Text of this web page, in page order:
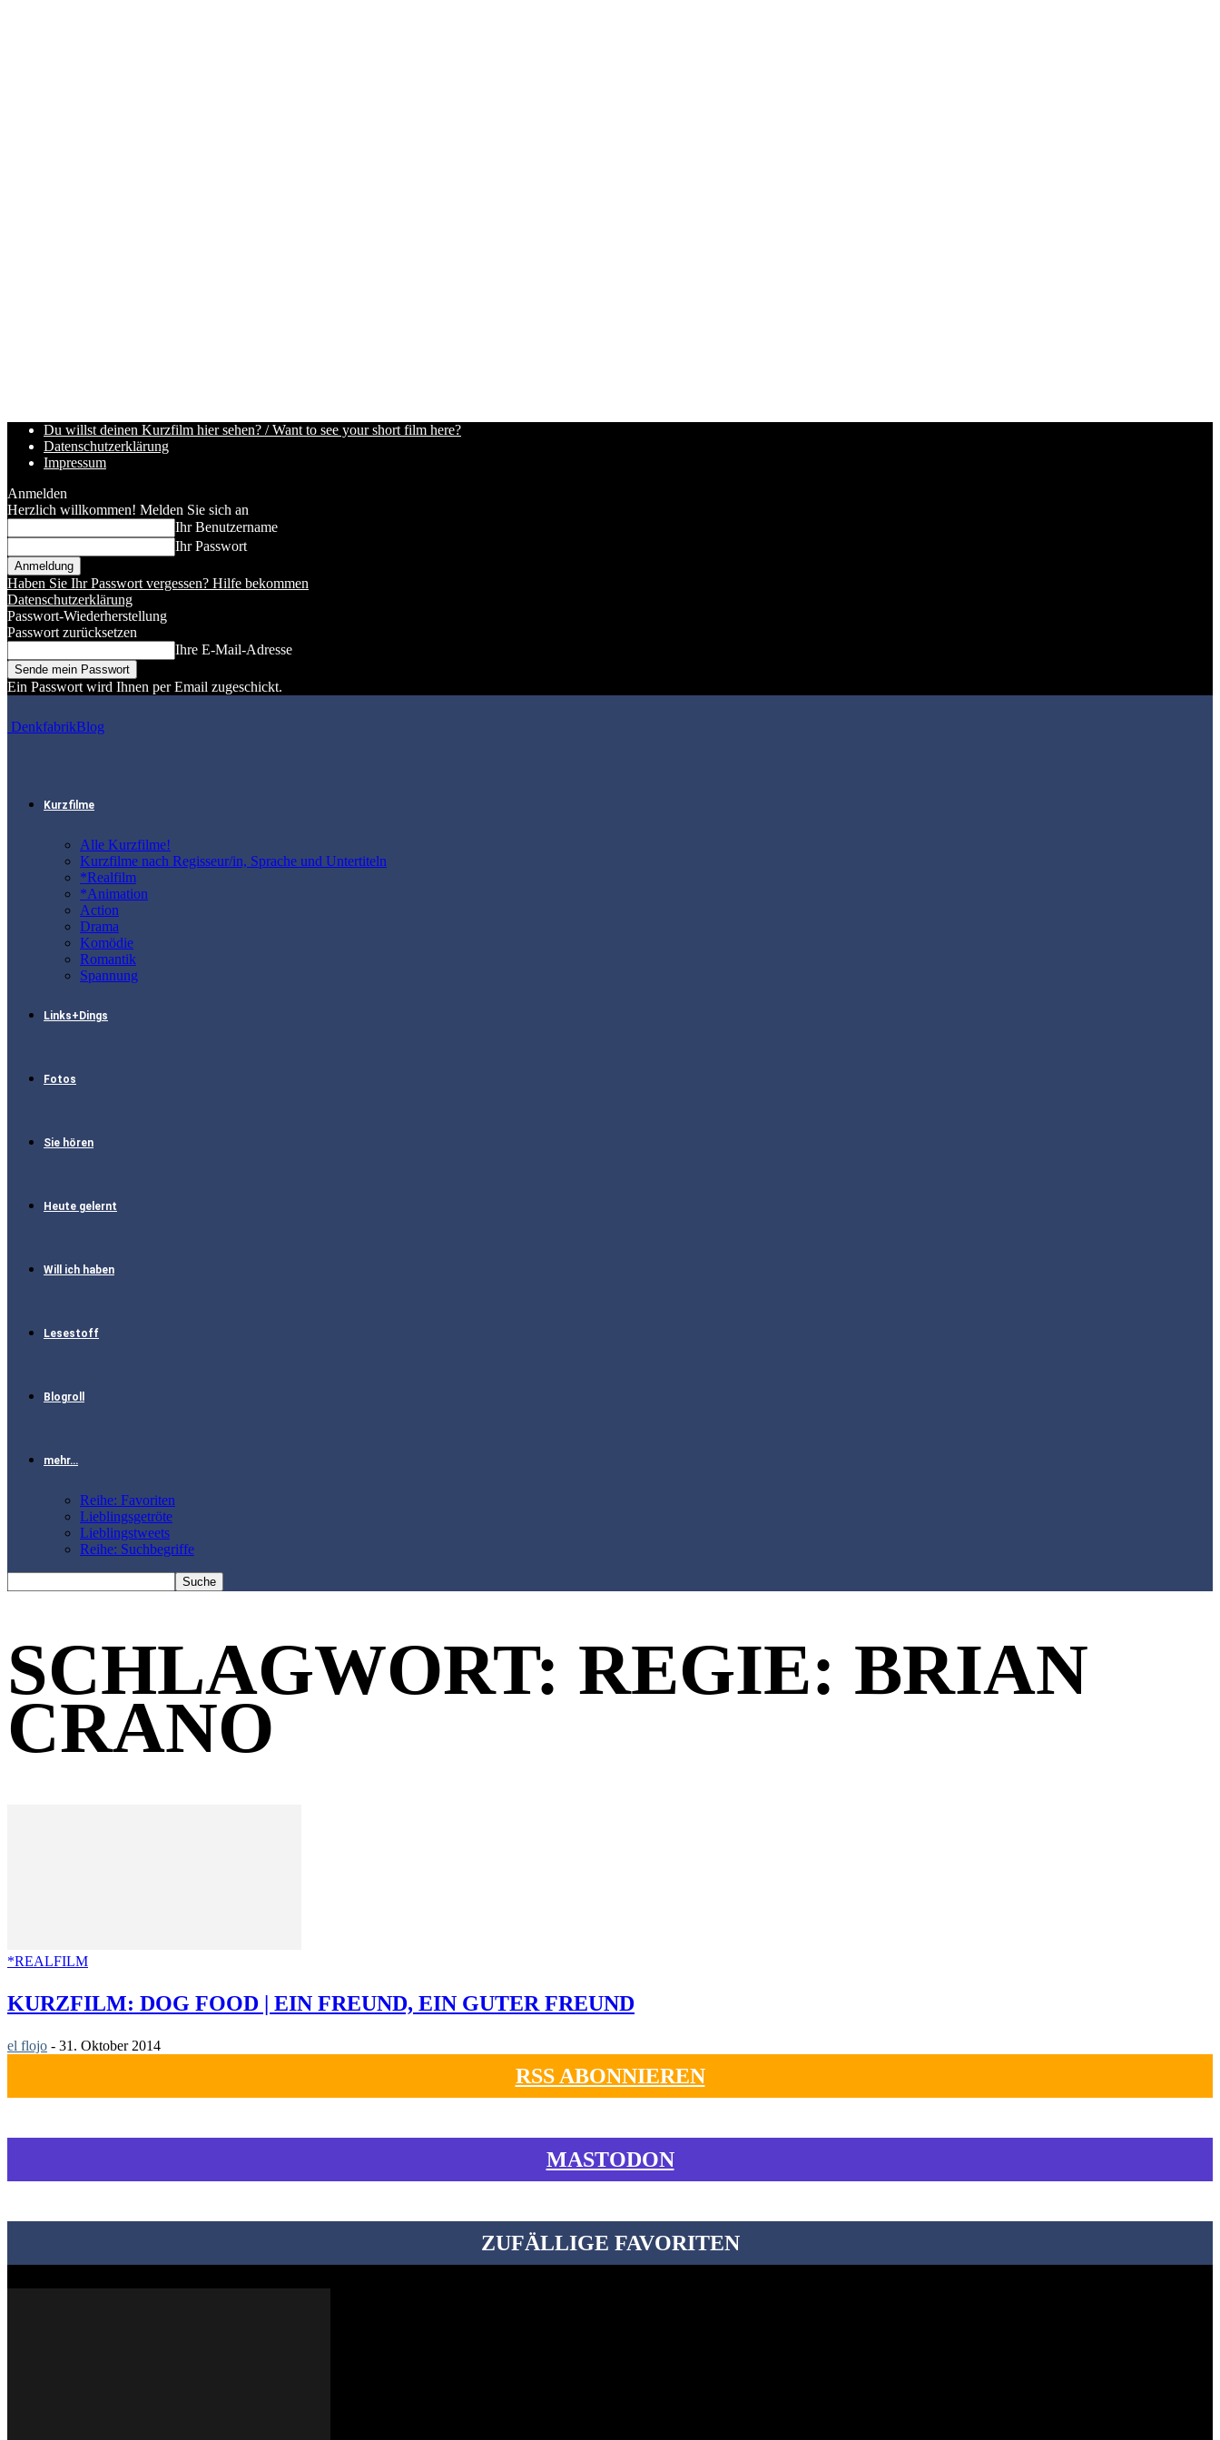
Du willst deinen Kurzfilm hier sehen? / Want to see your short film here?
Datenschutzerklärung
Impressum
Anmelden
Herzlich willkommen! Melden Sie sich an
Ihr Benutzername
Ihr Passwort
Haben Sie Ihr Passwort vergessen? Hilfe bekommen
Datenschutzerklärung
Passwort-Wiederherstellung
Passwort zurücksetzen
Ihre E-Mail-Adresse
Ein Passwort wird Ihnen per Email zugeschickt.
DenkfabrikBlog
Kurzfilme
Alle Kurzfilme!
Kurzfilme nach Regisseur/in, Sprache und Untertiteln
*Realfilm
*Animation
Action
Drama
Komödie
Romantik
Spannung
Links+Dings
Fotos
Sie hören
Heute gelernt
Will ich haben
Lesestoff
Blogroll
mehr…
Reihe: Favoriten
Lieblingsgetröte
Lieblingstweets
Reihe: Suchbegriffe
SCHLAGWORT: REGIE: BRIAN
CRANO
*REALFILM
KURZFILM: DOG FOOD | EIN FREUND, EIN GUTER FREUND
el flojo - 31. Oktober 2014
RSS ABONNIEREN
MASTODON
ZUFÄLLIGE FAVORITEN